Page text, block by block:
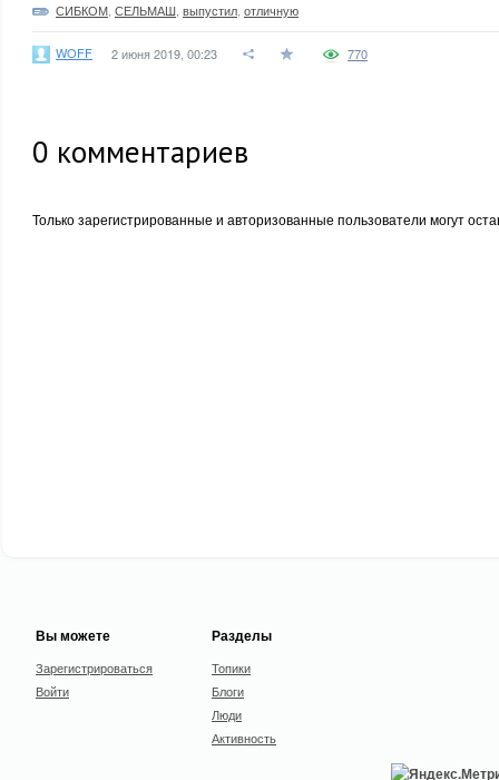
СИБКОМ СЕЛЬМАШ выпустил отличную
WOFF 2 июня 2019, 00:23 770
0 комментариев
Только зарегистрированные и авторизованные пользователи могут
Вы можете
Зарегистрироваться
Войти
Разделы
Топики
Блоги
Люди
Активность